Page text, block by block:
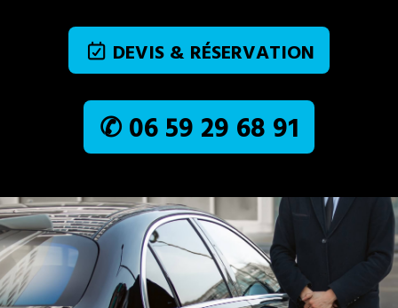
DEVIS & RÉSERVATION
✆ 06 59 29 68 91